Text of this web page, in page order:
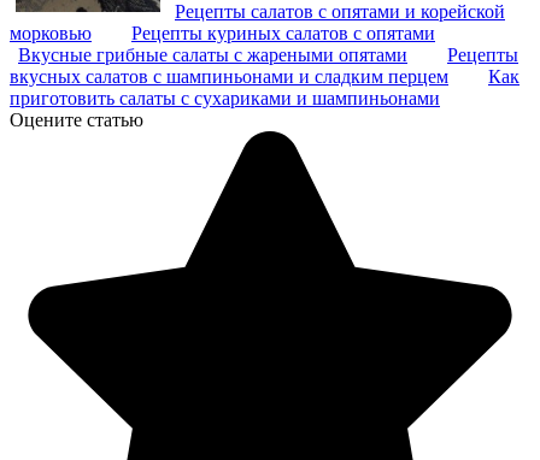
Рецепты салатов с опятами и корейской
морковью
Рецепты куриных салатов с опятами
Вкусные грибные салаты с жареными опятами
Рецепты
вкусных салатов с шампиньонами и сладким перцем
Как
приготовить салаты с сухариками и шампиньонами
Оцените статью